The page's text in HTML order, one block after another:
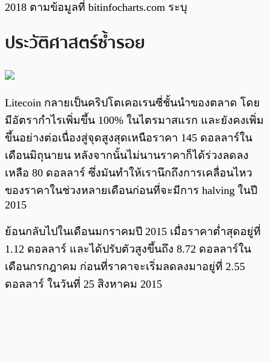
2018 ตามข้อมูลที่ bitinfocharts.com ระบุ
ประวัติศาสตร์ซ้ำรอย
Litecoin กลายเป็นคริปโตเคอเรนซี่ชั้นนำของตลาด โดย
มีอัตรากำไรเพิ่มขึ้น 100% ในไตรมาสแรก และยังคงเพิ่ม
ขึ้นอย่างต่อเนื่องสู่จุดสูงสุดเหนือราคา 145 ดอลลาร์ใน
เดือนมิถุนายน หลังจากนั้นไม่นานราคาก็ได้ร่วงลดลง
เหลือ 80 ดอลลาร์ ซึ่งมันทำให้เรานึกถึงการเคลื่อนไหว
ของราคาในช่วงหลายเดือนก่อนที่จะมีการ halving ในปี
2015
ย้อนกลับไปในเดือนมกราคมปี 2015 เมื่อราคาต่ำสุดอยู่ที่
1.12 ดอลลาร์ และได้ปรับตัวสูงขึ้นถึง 8.72 ดอลลาร์ใน
เดือนกรกฎาคม ก่อนที่ราคาจะเริ่มลดลงมาอยู่ที่ 2.55
ดอลลาร์ ในวันที่ 25 สิงหาคม 2015